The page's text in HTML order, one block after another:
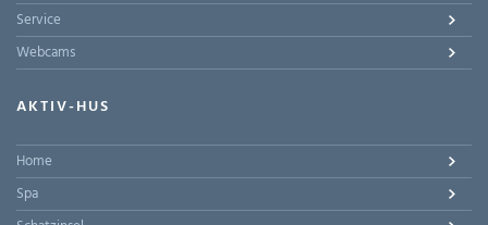
Service
Webcams
AKTIV-HUS
Home
Spa